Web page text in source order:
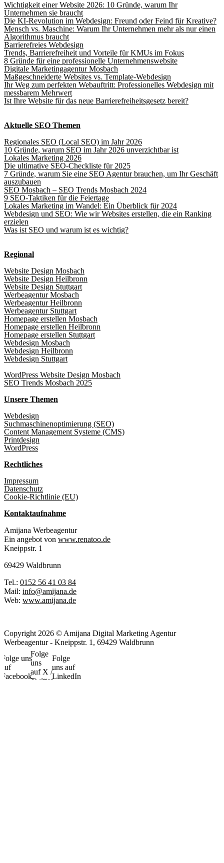
Wichtigkeit einer Website 2026: 10 Gründe, warum Ihr
Unternehmen sie braucht
Die KI-Revolution im Webdesign: Freund oder Feind für Kreative?
Mensch vs. Maschine: Warum Ihr Unternehmen mehr als nur einen
Algorithmus braucht
Barrierefreies Webdesign
Trends, Barrierefreiheit und Vorteile für KMUs im Fokus
8 Gründe für eine professionelle Unternehmenswebsite
Digitale Marketingagentur Mosbach
Maßgeschneiderte Websites vs. Template-Webdesign
Ihr Weg zum perfekten Webauftritt: Professionelles Webdesign mit
messbarem Mehrwert
Ist Ihre Website für das neue Barrierefreiheitsgesetz bereit?
Aktuelle SEO Themen
Regionales SEO (Local SEO) im Jahr 2026
10 Gründe, warum SEO im Jahr 2026 unverzichtbar ist
Lokales Marketing 2026
Die ultimative SEO-Checkliste für 2025
7 Gründe, warum Sie eine SEO Agentur brauchen, um Ihr Geschäft
auszubauen
SEO Mosbach – SEO Trends Mosbach 2024
9 SEO-Taktiken für die Feiertage
Lokales Marketing im Wandel: Ein Überblick für 2024
Webdesign und SEO: Wie wir Websites erstellen, die ein Ranking
erzielen
Was ist SEO und warum ist es wichtig?
Regional
Website Design Mosbach
Website Design Heilbronn
Website Design Stuttgart
Werbeagentur Mosbach
Werbeagentur Heilbronn
Werbeagentur Stuttgart
Homepage erstellen Mosbach
Homepage erstellen Heilbronn
Homepage erstellen Stuttgart
Webdesign Mosbach
Webdesign Heilbronn
Webdesign Stuttgart
WordPress Website Design Mosbach
SEO Trends Mosbach 2025
Unsere Themen
Webdesign
Suchmaschinenoptimierung (SEO)
Content Management Systeme (CMS)
Printdesign
WordPress
Rechtliches
Impressum
Datenschutz
Cookie-Richtlinie (EU)
Kontaktaufnahme
Amijana Werbeagentur
Ein angebot von www.renatoo.de
Kneippstr. 1
69429 Waldbrunn
Tel.: 0152 56 41 03 84
Mail: info@amijana.de
Web: www.amijana.de
Copyright 2026 © Amijana Digital Marketing Agentur
Werbeagentur - Kneippstr. 1, 69429 Waldbrunn
Folge uns
auf
Facebook
Folge
uns
auf X /
Twitter
Folge
uns auf
LinkedIn